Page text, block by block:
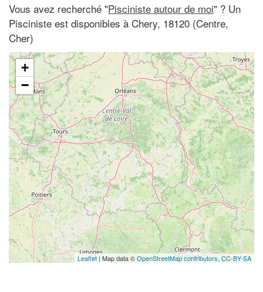
Vous avez recherché "Pisciniste autour de moi" ? Un
Pisciniste est disponibles à Chery, 18120 (Centre,
Cher)
+
−
Leaflet | Map data ©OpenStreetMap contributors, CC-BY-SA